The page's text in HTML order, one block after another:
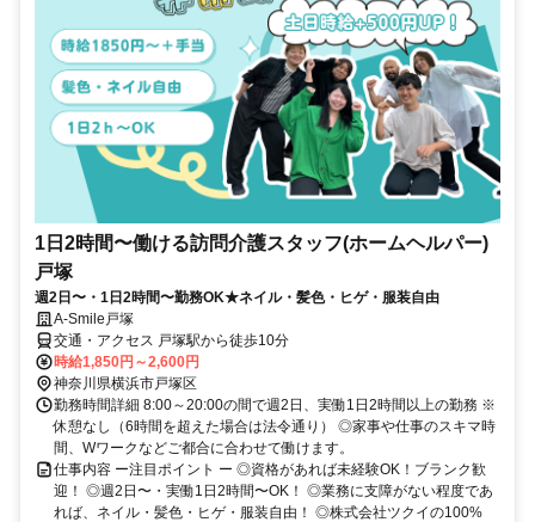
1日2時間〜働ける訪問介護スタッフ(ホームヘルパー)
戸塚
週2日〜・1日2時間〜勤務OK★ネイル・髪色・ヒゲ・服装自由
A-Smile戸塚
交通・アクセス 戸塚駅から徒歩10分
時給1,850円～2,600円
神奈川県横浜市戸塚区
勤務時間詳細 8:00～20:00の間で週2日、実働1日2時間以上の勤務 ※
休憩なし（6時間を超えた場合は法令通り） ◎家事や仕事のスキマ時
間、Wワークなどご都合に合わせて働けます。
仕事内容 ー注目ポイント ー ◎資格があれば未経験OK！ブランク歓
迎！ ◎週2日〜・実働1日2時間〜OK！ ◎業務に支障がない程度であ
れば、ネイル・髪色・ヒゲ・服装自由！ ◎株式会社ツクイの100%